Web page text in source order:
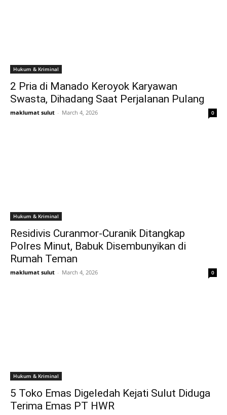
Hukum & Kriminal
2 Pria di Manado Keroyok Karyawan
Swasta, Dihadang Saat Perjalanan Pulang
maklumat sulut - March 4, 2026 0
Hukum & Kriminal
Residivis Curanmor-Curanik Ditangkap
Polres Minut, Babuk Disembunyikan di
Rumah Teman
maklumat sulut - March 4, 2026 0
Hukum & Kriminal
5 Toko Emas Digeledah Kejati Sulut Diduga
Terima Emas PT HWR